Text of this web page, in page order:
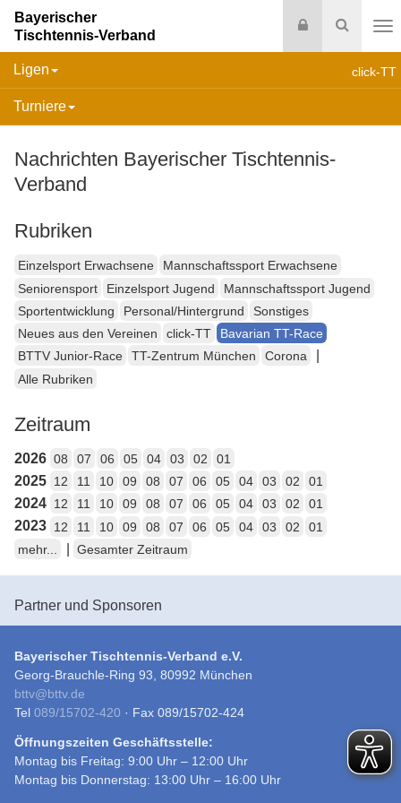
Suche
Login
Bayerischer
Tischtennis-Verband
click-TT
Ligen
Turniere
Nachrichten Bayerischer Tischtennis-
Verband
Rubriken
Einzelsport Erwachsene
Mannschaftssport Erwachsene
Seniorensport
Einzelsport Jugend
Mannschaftssport Jugend
Sportentwicklung
Personal/Hintergrund
Sonstiges
Neues aus den Vereinen
click-TT
Bavarian TT-Race
BTTV Junior-Race
TT-Zentrum München Corona
Alle Rubriken
Zeitraum
2026 08 07 06 05 04 03 02 01
2025 12 11 10 09 08 07 06 05 04 03 02 01
2024 12 11 10 09 08 07 06 05 04 03 02 01
2023 12 11 10 09 08 07 06 05 04 03 02
01
mehr...
Gesamter Zeitraum
Partner und Sponsoren
Bayerischer Tischtennis-Verband e.V.
Georg-Brauchle-Ring 93, 80992 München
bttv@bttv.de
Tel 089/15702-420 · Fax 089/15702-424
Öffnungszeiten Geschäftsstelle:
Montag bis Freitag: 9:00 Uhr – 12:00 Uhr
Montag bis Donnerstag: 13:00 Uhr – 16:00 Uhr